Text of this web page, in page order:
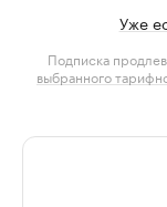
Уже
Подписка
выбранного